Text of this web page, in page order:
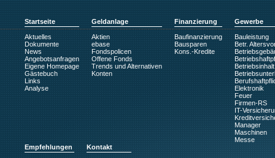
Startseite
Aktuelles
Dokumente
News
Angebotsanfragen
Eigene Homepage
Gästebuch
Links
Analyse
Geldanlage
Aktien
ebase
Fondspolicen
Offene Fonds
Trends und Alternativen
Konten
Finanzierung
Baufinanzierung
Bausparen
Kons.-Kredite
Gewerbe
Bauleistung
Betr.
Betriebsinhalt
Elektronik
Feuer
Firmen-RS
IT-
Manager
Maschinen
Messe
Empfehlungen
Kontakt